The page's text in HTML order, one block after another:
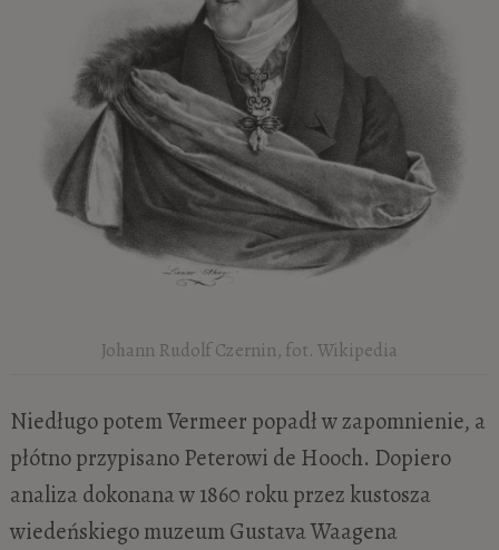
Johann Rudolf Czernin, fot. Wikipedia
Niedługo potem Vermeer popadł w zapomnienie, a
płótno przypisano Peterowi de Hooch. Dopiero
analiza dokonana w 1860 roku przez kustosza
wiedeńskiego muzeum Gustava Waagena